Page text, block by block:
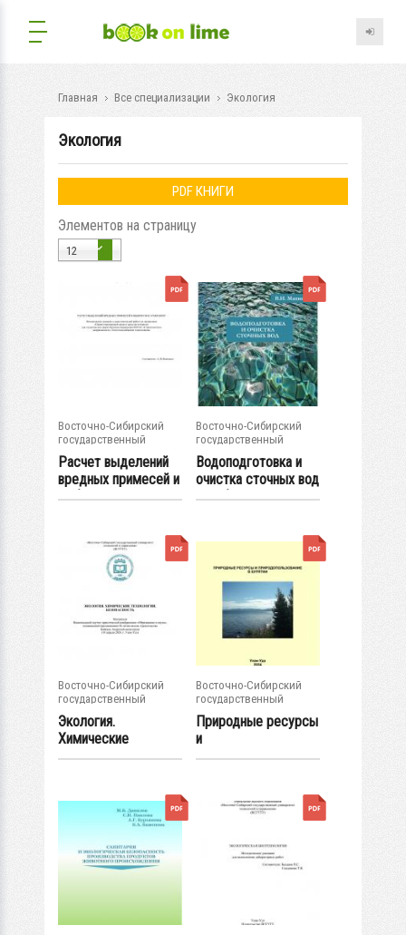
Главная Все специализации Экология
Экология
PDF КНИГИ
Элементов на страницу
12
Восточно-Сибирский
государственный
университет...
Расчет выделений
вредных примесей и
выбросов в...
Восточно-Сибирский
государственный
университет...
Водоподготовка и
очистка сточных вод
: учебно-...
Восточно-Сибирский
государственный
университет...
Экология.
Химические
технологии.
Восточно-Сибирский
государственный
университет...
Природные ресурсы
и
природопользование